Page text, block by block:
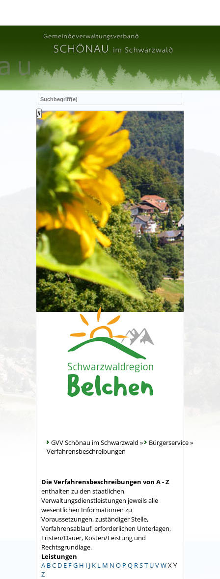
GVV Schönau im Schwarzwald » Bürgerservice»
Verfahrensbeschreibungen
Die Verfahrensbeschreibungen von A - Z
enthalten zu den staatlichen
Verwaltungsdienstleistungen jeweils alle
wesentlichen Informationen zu
Voraussetzungen, zuständiger Stelle,
Verfahrensablauf, erforderlichen Unterlagen,
Fristen/Dauer, Kosten/Leistung und
Rechtsgrundlage.
Leistungen
A BC D E FG H I J K L M N O P Q RST UVWX Y
Z